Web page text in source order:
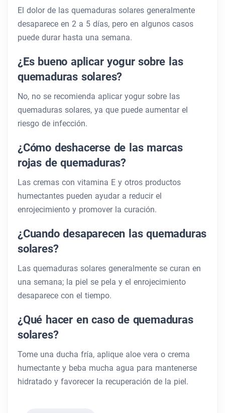
El dolor de las quemaduras solares generalmente
desaparece en 2 a 5 días, pero en algunos casos
puede durar hasta una semana.
¿Es bueno aplicar yogur sobre las
quemaduras solares?
No, no se recomienda aplicar yogur sobre las
quemaduras solares, ya que puede aumentar el
riesgo de infección.
¿Cómo deshacerse de las marcas
rojas de quemaduras?
Las cremas con vitamina E y otros productos
humectantes pueden ayudar a reducir el
enrojecimiento y promover la curación.
¿Cuando desaparecen las quemaduras
solares?
Las quemaduras solares generalmente se curan en
una semana; la piel se pela y el enrojecimiento
desaparece con el tiempo.
¿Qué hacer en caso de quemaduras
solares?
Tome una ducha fría, aplique aloe vera o crema
humectante y beba mucha agua para mantenerse
hidratado y favorecer la recuperación de la piel.